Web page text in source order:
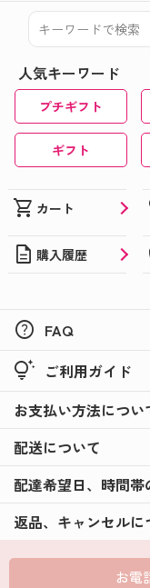
人気キーワード
プチギフト
ギフト
shopping_cart カート
description 購入履歴
help FAQ
tips_and_updates ご利用ガイド
お支払い方法につい
配送について
配達希望日、時間帯
返品、キャンセルに
お電